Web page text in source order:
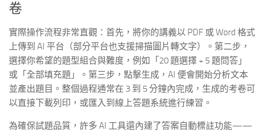
卷
實際操作流程非常直觀：首先，將你的講義以 PDF 或 Word 格式
上傳到 AI 平台（部分平台也支援掃描圖片轉文字）。第二步，
選擇你希望的題型組合與難度，例如「20 題選擇 + 5 題問答」
或「全部填充題」。第三步，點擊生成，AI 便會開始分析文本
並產出題目。整個過程通常在 3 到 5 分鐘內完成，生成的考卷可
以直接下載列印，或匯入到線上答題系統進行練習。
為確保試題品質，許多 AI 工具還內建了答案自動標註功能——